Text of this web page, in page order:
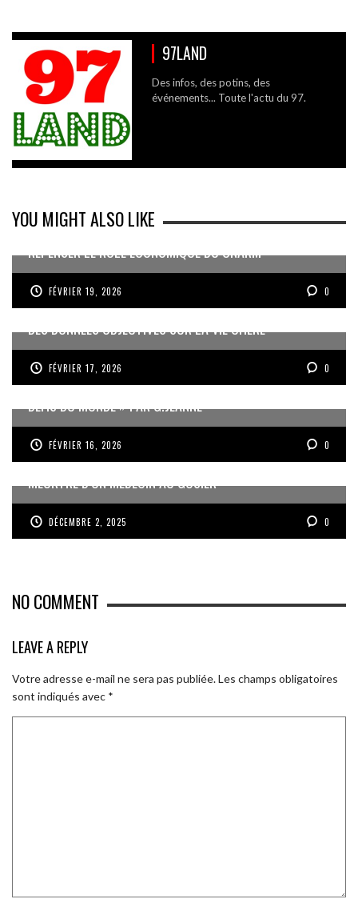
97LAND
Des infos, des potins, des
événements... Toute l'actu du 97.
YOU MIGHT ALSO LIKE
REPENSER LE RÔLE ÉCONOMIQUE DU CNARM
FÉVRIER 19, 2026 0
DES DONNÉES OBJECTIVES SUR LA VIE CHÈRE
FÉVRIER 17, 2026 0
« UN GOSIER FIER, FORT ET RESPONSABLE FACE AUX
DÉFIS DU MONDE » PAR G.JEANNE
FÉVRIER 16, 2026 0
MEURTRE D’UN MÉDECIN AU GOSIER
DÉCEMBRE 2, 2025 0
NO COMMENT
LEAVE A REPLY
Votre adresse e-mail ne sera pas publiée.Les champs obligatoires
sont indiqués avec *